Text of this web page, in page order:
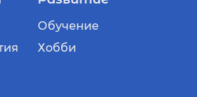
Обучение
Хобби